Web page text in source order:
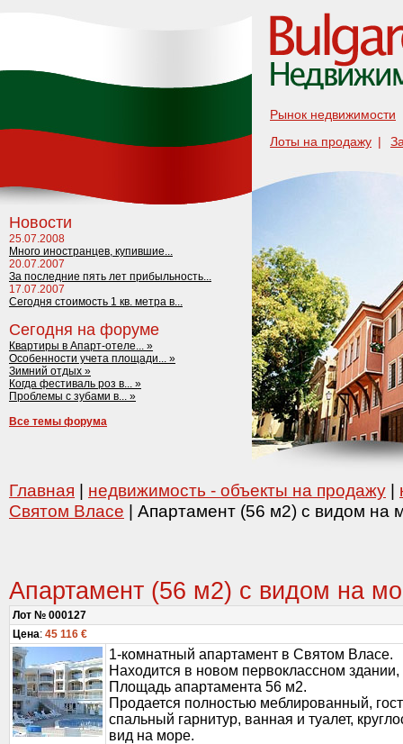
Рынок недвижимости
Лоты на продажу |
Новости
25.07.2008
Много иностранцев, купившие...
20.07.2007
За последние пять лет прибыльность...
17.07.2007
Сегодня стоимость 1 кв. метра в...
Сегодня на форуме
Квартиры в Апарт-отеле... »
Особенности учета площади... »
Зимний отдых »
Когда фестиваль роз в... »
Проблемы с зубами в... »
Все темы форума
Главная | недвижимость - объекты на продажу |
Святом Власе | Апартамент (56 м2) с видом на
Апартамент (56 м2) с видом на
Лот № 000127
Цена: 45 116 €
1-комнатный апартамент в Святом Власе.
Находится в новом первоклассном здании,
Площадь апартамента 56 м2.
Продается полностью меблированный,
спальный гарнитур, ванная и туалет,
вид на море.